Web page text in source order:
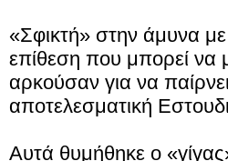
«Σφικτή» στην άμυνα
επίθεση που μπορεί να
αρκούσαν για να
αποτελεσματική
Αυτά θυμήθηκε ο